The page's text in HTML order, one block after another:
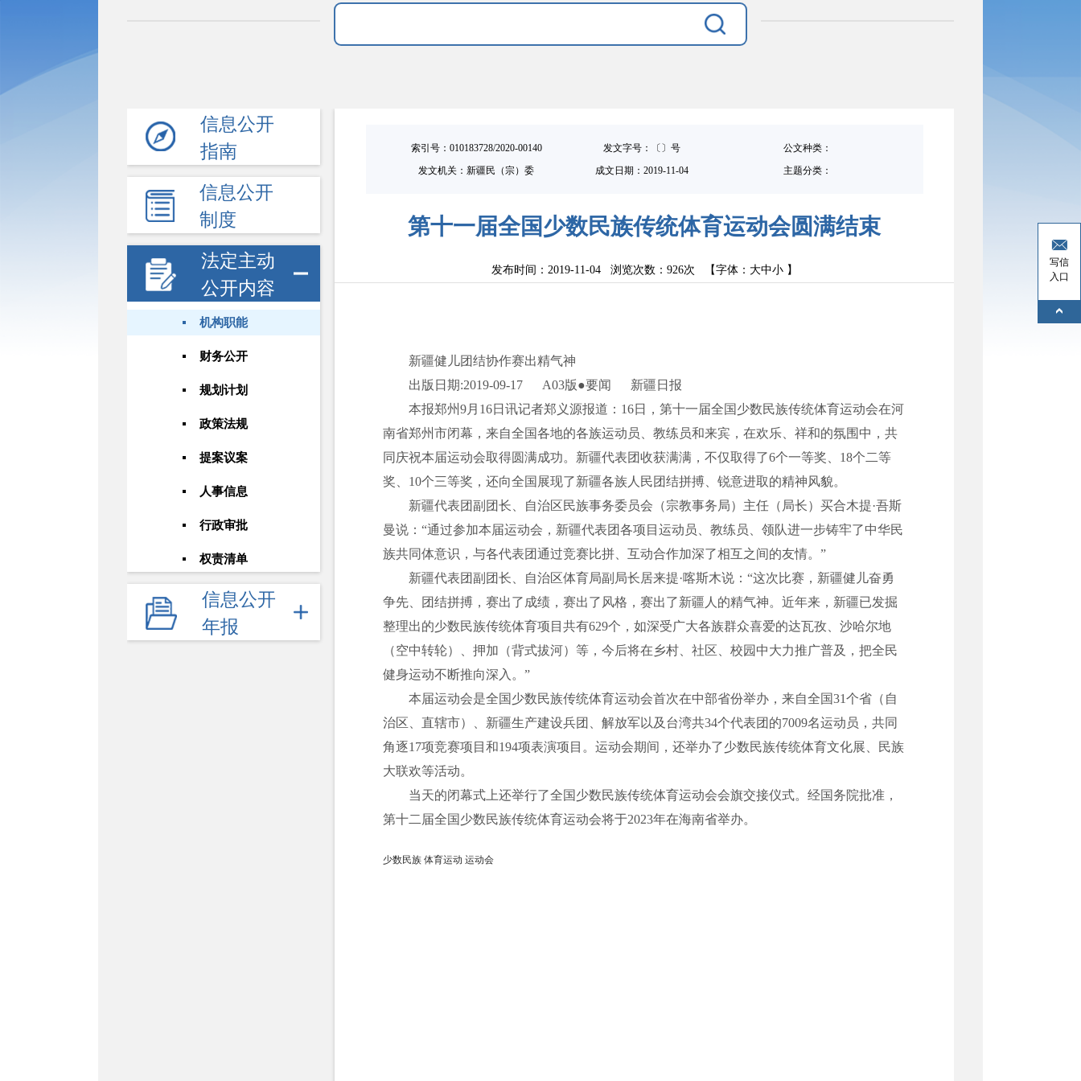
信息公开
指南
信息公开
制度
法定主动
公开内容
机构职能
财务公开
规划计划
政策法规
提案议案
人事信息
行政审批
权责清单
信息公开
年报
索引号：010183728/2020-00140 发文字号：〔〕号
公文种类：
发文机关：新疆民（宗）委
成文日期： 2019-11-04 主题分类：
第十一届全国少数民族传统体育运动会圆满结束
发布时间：2019-11-04 浏览次数： 926次 【字体： 大中小】
新疆健儿团结协作赛出精气神
出版日期:2019-09-17 A03版●要闻 新疆日报
本报郑州9月16日讯记者郑义源报道：16日，第十一届全国少数民族传统体育运动会在河
南省郑州市闭幕，来自全国各地的各族运动员、教练员和来宾，在欢乐、祥和的氛围中，共
同庆祝本届运动会取得圆满成功。新疆代表团收获满满，不仅取得了6个一等奖、18个二等
奖、10个三等奖，还向全国展现了新疆各族人民团结拼搏、锐意进取的精神风貌。
新疆代表团副团长、自治区民族事务委员会（宗教事务局）主任（局长）买合木提·吾斯
曼说：“通过参加本届运动会，新疆代表团各项目运动员、教练员、领队进一步铸牢了中华民
族共同体意识，与各代表团通过竞赛比拼、互动合作加深了相互之间的友情。”
新疆代表团副团长、自治区体育局副局长居来提·喀斯木说：“这次比赛，新疆健儿奋勇
争先、团结拼搏，赛出了成绩，赛出了风格，赛出了新疆人的精气神。近年来，新疆已发掘
整理出的少数民族传统体育项目共有629个，如深受广大各族群众喜爱的达瓦孜、沙哈尔地
（空中转轮）、押加（背式拔河）等，今后将在乡村、社区、校园中大力推广普及，把全民
健身运动不断推向深入。”
本届运动会是全国少数民族传统体育运动会首次在中部省份举办，来自全国31个省（自
治区、直辖市）、新疆生产建设兵团、解放军以及台湾共34个代表团的7009名运动员，共同
角逐17项竞赛项目和194项表演项目。运动会期间，还举办了少数民族传统体育文化展、民族
大联欢等活动。
当天的闭幕式上还举行了全国少数民族传统体育运动会会旗交接仪式。经国务院批准，
第十二届全国少数民族传统体育运动会将于2023年在海南省举办。
少数民族 体育运动 运动会
写信
入口